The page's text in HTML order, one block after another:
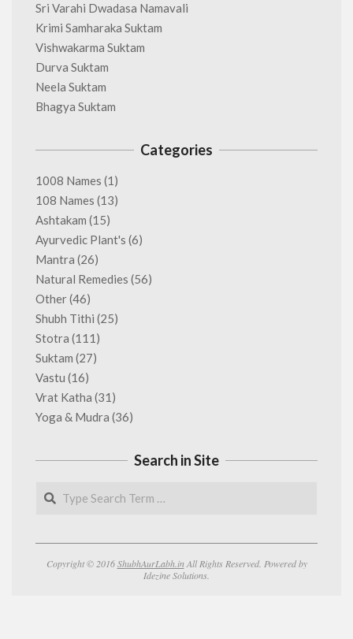
Sri Varahi Dwadasa Namavali
Krimi Samharaka Suktam
Vishwakarma Suktam
Durva Suktam
Neela Suktam
Bhagya Suktam
Categories
1008 Names (1)
108 Names (13)
Ashtakam (15)
Ayurvedic Plant's (6)
Mantra (26)
Natural Remedies (56)
Other(46)
Shubh Tithi (25)
Stotra (111)
Suktam (27)
Vastu (16)
Vrat Katha (31)
Yoga & Mudra (36)
Search in Site
Search
Copyright © 2016ShubhAurLabh.in All Rights Reserved. Powered by
Idezine Solutions.